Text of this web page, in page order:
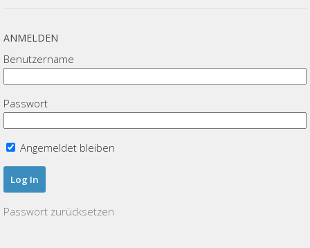
ANMELDEN
Benutzername
Passwort
Angemeldet bleiben
Passwort zurücksetzen